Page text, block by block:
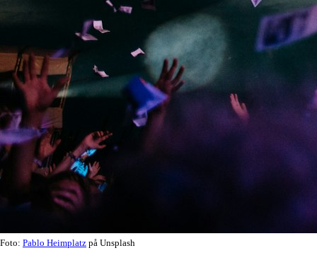
Foto: Pablo Heimplatz på Unsplash